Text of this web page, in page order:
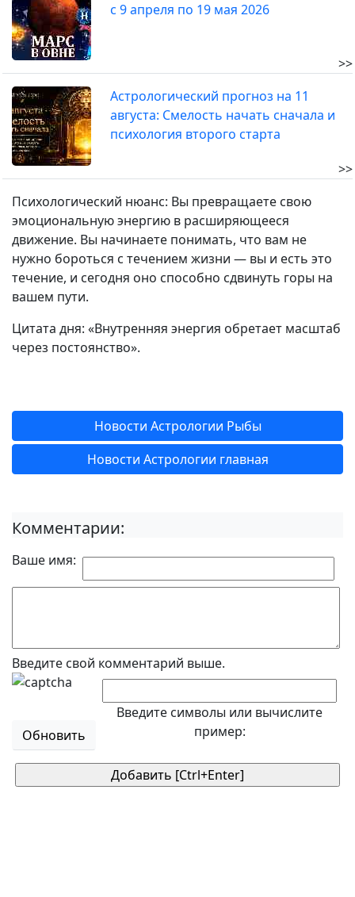
с 9 апреля по 19 мая 2026
>>
Астрологический прогноз на 11
августа: Смелость начать сначала и
психология второго старта
>>
Психологический нюанс: Вы превращаете свою
эмоциональную энергию в расширяющееся
движение. Вы начинаете понимать, что вам не
нужно бороться с течением жизни — вы и есть это
течение, и сегодня оно способно сдвинуть горы на
вашем пути.
Цитата дня: «Внутренняя энергия обретает масштаб
через постоянство».
Новости Астрологии Рыбы
Новости Астрологии главная
Комментарии:
Ваше имя:
Введите свой комментарий выше.
Обновить
Введите символы или вычислите
пример: